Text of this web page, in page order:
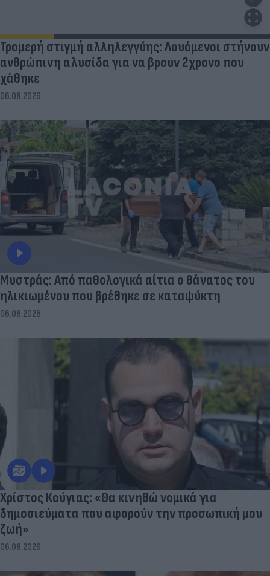
Τρομερή στιγμή αλληλεγγύης: Λουόμενοι στήνουν
ανθρώπινη αλυσίδα για να βρουν 2χρονο που
χάθηκε
06.08.2026
Μυστράς: Από παθολογικά αίτια ο θάνατος του
ηλικιωμένου που βρέθηκε σε καταψύκτη
06.08.2026
Χρίστος Κούγιας: «Θα κινηθώ νομικά για
δημοσιεύματα που αφορούν την προσωπική μου
ζωή»
06.08.2026